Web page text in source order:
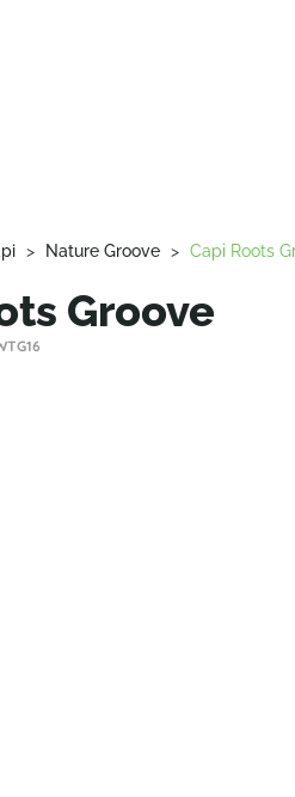
> Nature Groove > Capi Roots
Groove